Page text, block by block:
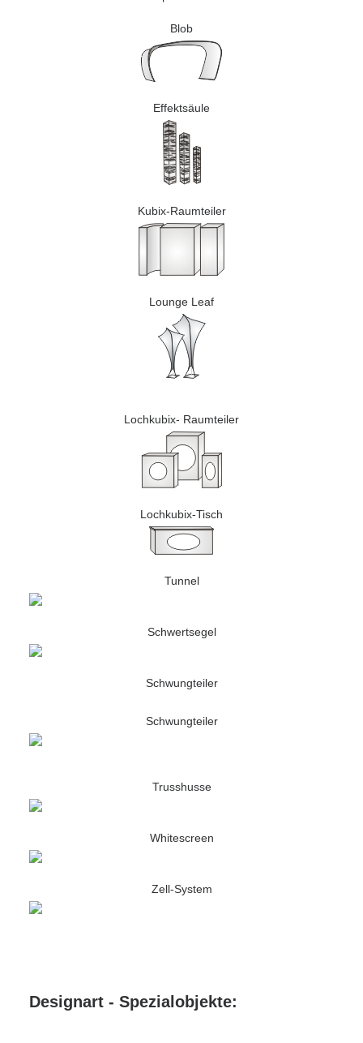
Blob
Effektsäule
Kubix-Raumteiler
Lounge Leaf
Lochkubix- Raumteiler
Lochkubix-Tisch
Tunnel
Schwertsegel
Schwungteiler
Schwungteiler
Trusshusse
Whitescreen
Zell-System
Designart - Spezialobjekte: